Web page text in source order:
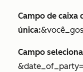
Campo de caixa
única:
Campo